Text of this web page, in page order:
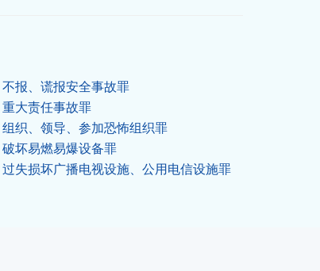
不报、谎报安全事故罪
重大责任事故罪
组织、领导、参加恐怖组织罪
破坏易燃易爆设备罪
过失损坏广播电视设施、公用电信设施罪